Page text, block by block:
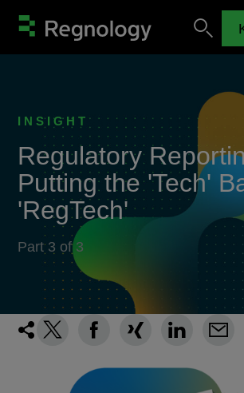
INSIGHT
Regulatory
Putting the 'Tech'
'RegTech'
Part 3 of 3